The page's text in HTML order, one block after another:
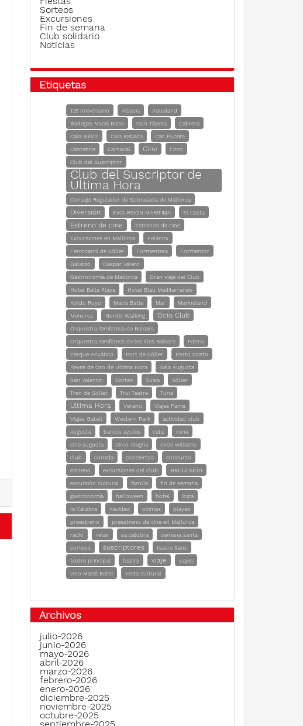
Sorteos
Excursiones
Fin de semana
Club solidario
Noticias
Etiquetas
125 Aniversario Alsacia
Aqualand
Bodegas Macià Batle
Ca'n Tàpera
Cabrera
Cala Millor
Cala Ratjada
Can Puceta
Cantabria
Carnaval Cine
Circo
Club del Suscriptor
Club del Suscriptor de
Ultima Hora
Consejo Regulador de Sobrasada de Mallorca
Diversión EXCURSIÓN MARÍTIMA El Casta
Estreno de cine
Estrenos de Cine
Excursiones en Mallorca
Felanitx
Ferrocarril de Sóller
Formentera
Formentor
Galatzó
Gaspar Valero
Gastronomía de Mallorca
Gran viaje del Club
Hotel Bella Playa
Hotel Blau Mediterráneo
Koldo Royo
Macià Batle Mar
Marineland
Menorca
Nordic Walking Ocio Club
Orquestra Simfònica de Balears
Orquestra Simfònica de les Illes Balears
Palma
Parque Acuático
Port de Sóller
Porto Cristo
Reyes de Oro de Ultima Hora
Sala Augusta
San Valentín
Sorteo Suiza
Sóller
Tren de Sóller
Trui Teatre Tuna
Ultima Hora Verano
Viajes Fama
Viajes Gatell
Western Park
actividad club
augusta
barcos azules cata
cena
cine augusta
circo Alegría
circo williams
club
comida conciertos
concurso
estreno
excursiones del club excursión
excursión cultural familia
fin de semana
gastronomía
halloween hotel
ibiza
la Calobra
navidad ocimax
playas
preestreno
preestreno de cine en Mallorca
radio
relax sa calobra
semana santa
sorteos
suscriptores
teatre Sans
teatre principal
teatro viaje
viajes
vino Macià Batle
visita cultural
Archivos
julio-2026
junio-2026
mayo-2026
abril-2026
marzo-2026
febrero-2026
enero-2026
diciembre-2025
noviembre-2025
octubre-2025